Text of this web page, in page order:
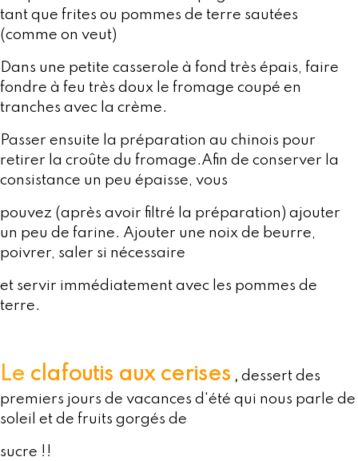
tant que frites ou pommes de terre sautées
(comme on veut)
Dans une petite casserole à fond très épais, faire
fondre à feu très doux le fromage coupé en
tranches avec la crème.
Passer ensuite la préparation au chinois pour
retirer la croûte du fromage.Afin de conserver la
consistance un peu épaisse, vous
pouvez (après avoir filtré la préparation) ajouter
un peu de farine. Ajouter une noix de beurre,
poivrer, saler si nécessaire
et servir immédiatement avec les pommes de
terre.
Le clafoutis aux cerises , dessert des
premiers jours de vacances d'été qui nous parle de
soleil et de fruits gorgés de
sucre !!